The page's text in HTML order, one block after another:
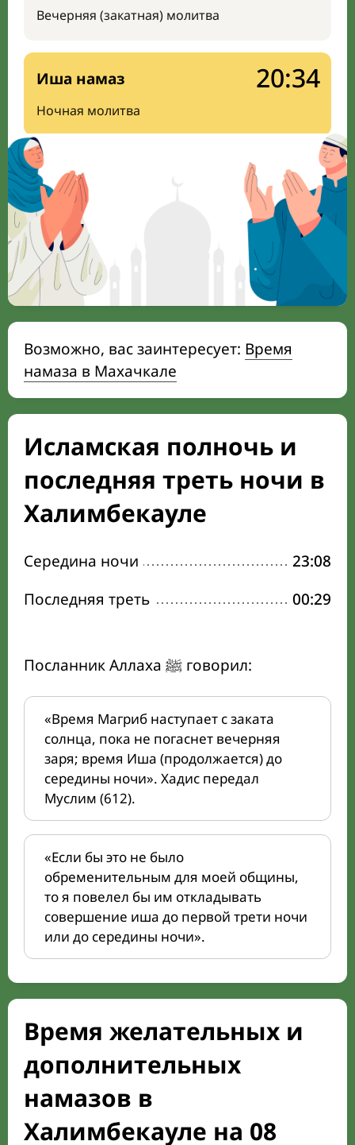
Вечерняя (закатная) молитва
Иша намаз
Ночная молитва
20:34
Возможно, вас заинтересует: Время
намаза в Махачкале
Исламская полночь и
последняя треть ночи в
Халимбекауле
Середина ночи
23:08
Последняя треть
00:29
Посланник Аллаха ﷺ говорил:
«Время Магриб наступает с заката
солнца, пока не погаснет вечерняя
заря; время Иша (продолжается) до
середины ночи». Хадис передал
Муслим (612).
«Если бы это не было
обременительным для моей общины,
то я повелел бы им откладывать
совершение иша до первой трети ночи
или до середины ночи».
Время желательных и
дополнительных
намазов в
Халимбекауле на 08